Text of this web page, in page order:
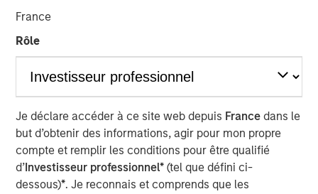
France
Rôle
Je déclare accéder à ce site web depuis France dans le
but d’obtenir des informations, agir pour mon propre
compte et remplir les conditions pour être qualifié
d’Investisseur professionnel*(tel que défini ci-
dessous)*. Je reconnais et comprends que les
The Author
Andrew Slimmon
Managing Director
Please note we will host our 2026 Market Outlook
webcast and 2025 Portfolio Review on Thursday, January
15 at 1pm EST.